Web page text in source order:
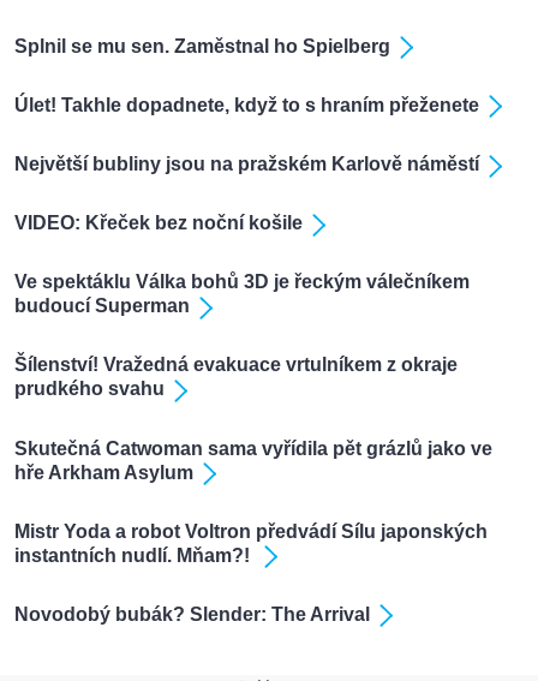
Splnil se mu sen. Zaměstnal ho Spielberg
Úlet! Takhle dopadnete, když to s hraním přeženete
Největší bubliny jsou na pražském Karlově náměstí
VIDEO: Křeček bez noční košile
Ve spektáklu Válka bohů 3D je řeckým válečníkem
budoucí Superman
Šílenství! Vražedná evakuace vrtulníkem z okraje
prudkého svahu
Skutečná Catwoman sama vyřídila pět grázlů jako ve
hře Arkham Asylum
Mistr Yoda a robot Voltron předvádí Sílu japonských
instantních nudlí. Mňam?!
Novodobý bubák? Slender: The Arrival